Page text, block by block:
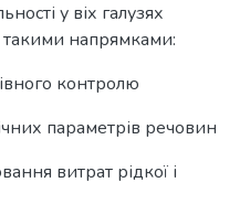
у віх галузях
такими напрямками:
контролю
параметрів речовин
витрат рідкої і